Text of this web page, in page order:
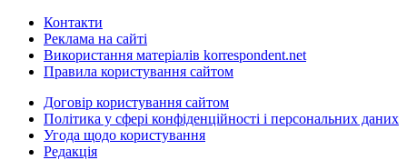
Контакти
Реклама на сайті
Використання матеріалів korrespondent.net
Правила користування сайтом
Договір користування сайтом
Політика у сфері конфіденційності і персональних даних
Угода щодо користування
Редакція